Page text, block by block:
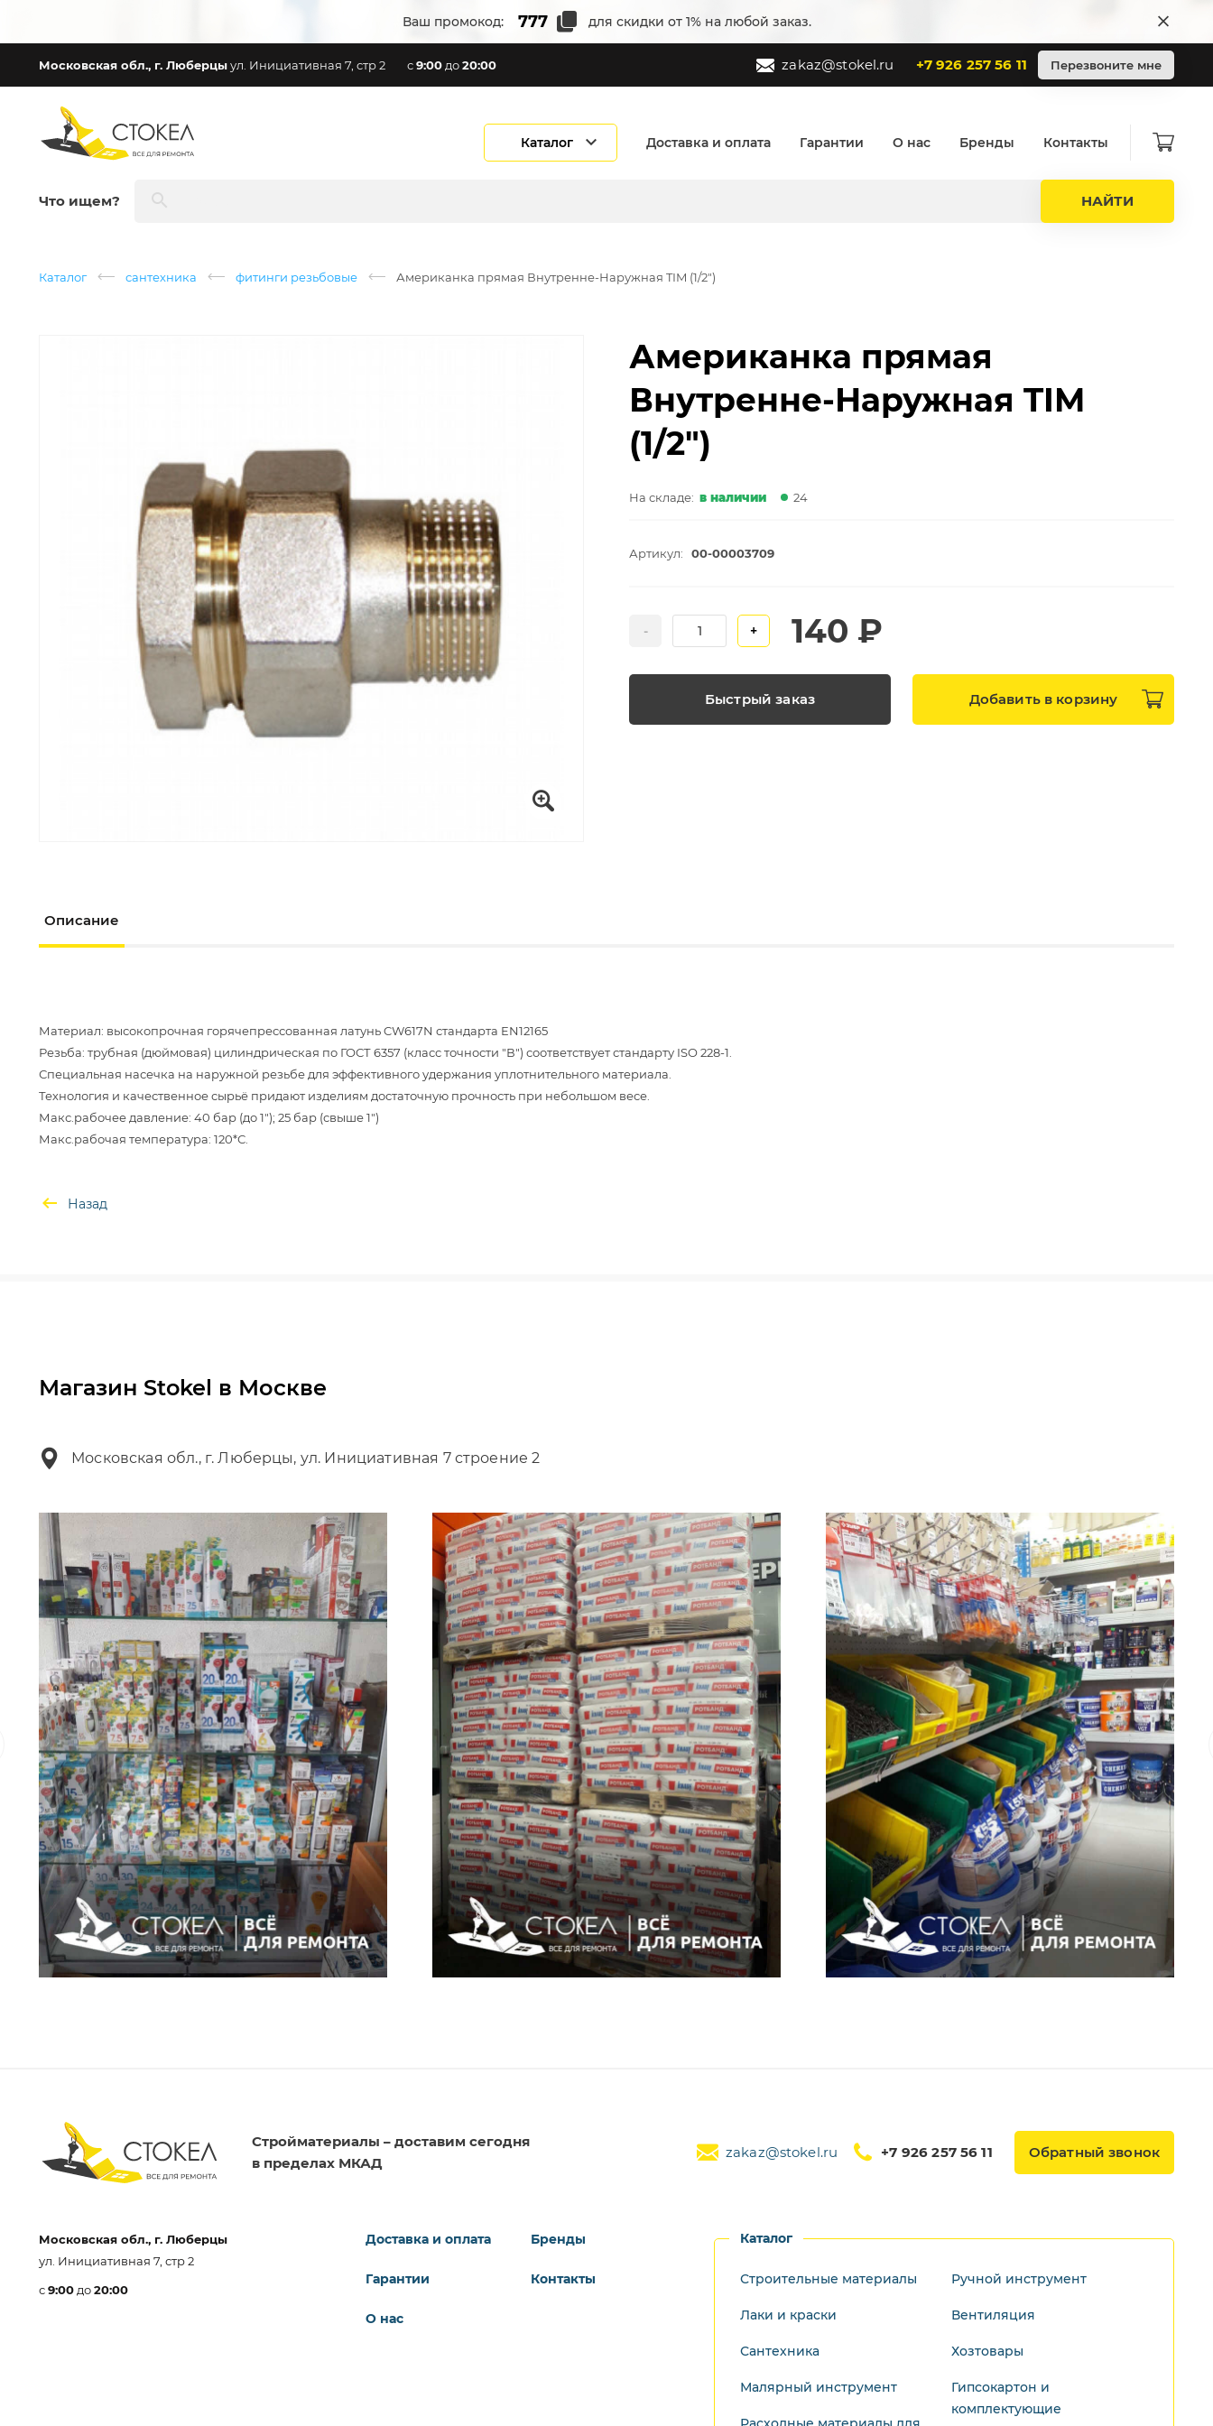
Ваш промокод: для скидки от 1% на любой заказ.
Московская обл., г. Люберцыул. Инициативная 7, стр 2 с9:00 до20:00 zakaz@stokel.ru +7 926 257 56 11 Перезвоните мне
Каталог Доставка и оплата Гарантии О нас Бренды Контакты
Что ищем? НАЙТИ
Каталог сантехника фитинги резьбовые Американка прямая Внутренне-Наружная TIM (1/2")
Американка прямая
Внутренне-Наружная TIM
(1/2")
На складе: в наличии 24
Артикул: 00-00003709
- + 140 ₽
Быстрый заказ Добавить в корзину
Описание
Материал: высокопрочная горячепрессованная латунь CW617N стандарта EN12165
Резьба: трубная (дюймовая) цилиндрическая по ГОСТ 6357 (класс точности "В") соответствует стандарту ISO 228-1.
Специальная насечка на наружной резьбе для эффективного удержания уплотнительного материала.
Технология и качественное сырьё придают изделиям достаточную прочность при небольшом весе.
Макс.рабочее давление: 40 бар (до 1"); 25 бар (свыше 1")
Назад
Магазин Stokel в Москве
Московская обл., г. Люберцы, ул. Инициативная 7 строение 2
Стройматериалы – доставим сегодня
в пределах МКАД
zakaz@stokel.ru +7 926 257 56 11 Обратный звонок
Московская обл., г. Люберцы
ул. Инициативная 7, стр 2
с9:00 до20:00
Доставка и оплата
Гарантии
О нас
Бренды
Контакты
Каталог
Строительные материалы
Лаки и краски
Сантехника
Малярный инструмент
Ручной инструмент
Вентиляция
Хозтовары
Гипсокартон и
комплектующие